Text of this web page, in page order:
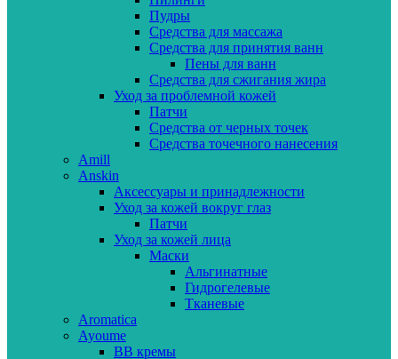
Пудры
Средства для массажа
Средства для принятия ванн
Пены для ванн
Средства для сжигания жира
Уход за проблемной кожей
Патчи
Средства от черных точек
Средства точечного нанесения
Amill
Anskin
Аксессуары и принадлежности
Уход за кожей вокруг глаз
Патчи
Уход за кожей лица
Маски
Альгинатные
Гидрогелевые
Тканевые
Aromatica
Ayoume
BB кремы